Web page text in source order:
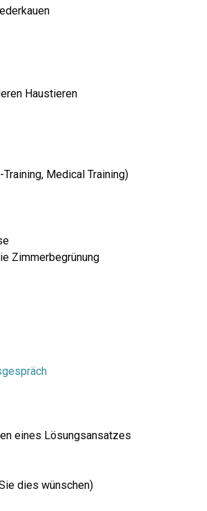
Haustieren
Medical Training)
Zimmerbegrünung
eines Lösungsansatzes
dies wünschen)